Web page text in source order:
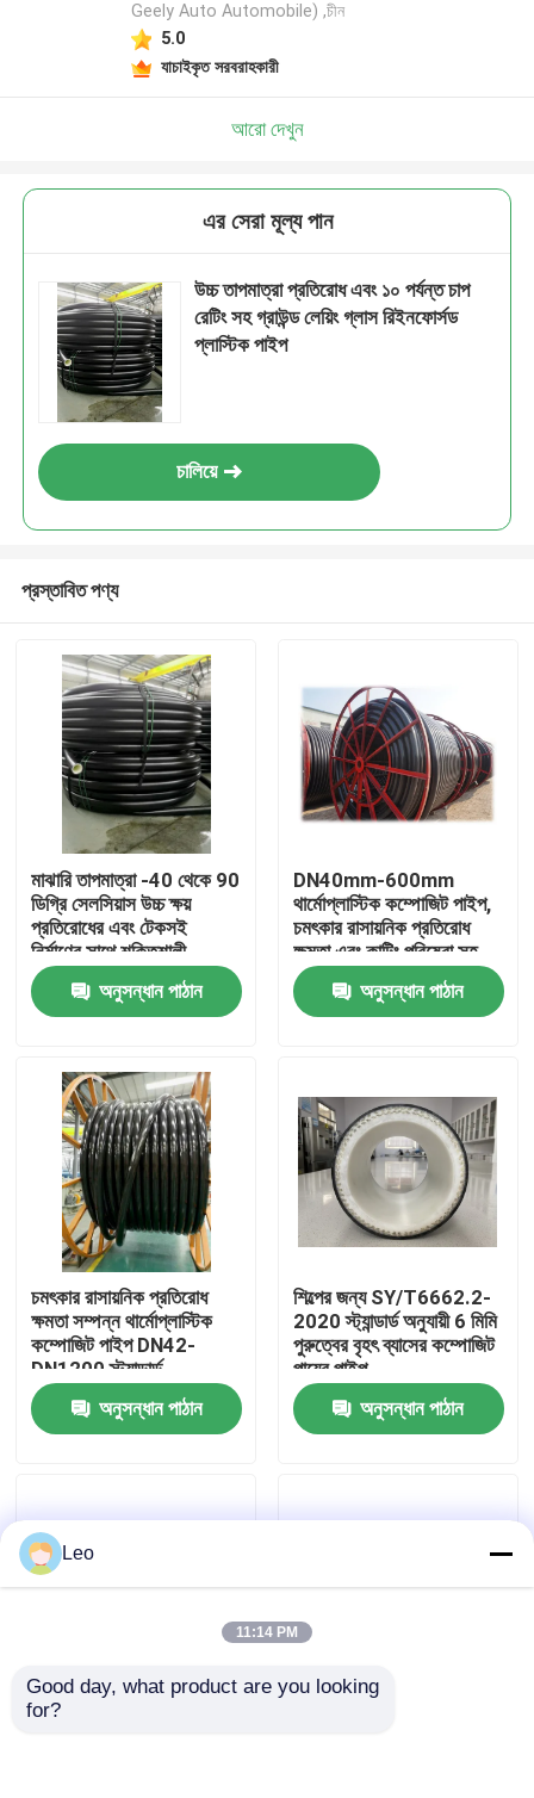
বাড়ি
পণ্য
VR প্রদর্শন
আমাদের সম্পর্কে
কারখানা ভ্রমণ
আমাদের সাথে যোগাযোগ করুন
উদ্ধৃতির জন্য আবেদন
Geely Auto Automobile) ,চীন
5.0
যাচাইকৃত সরবরাহকারী
আরো দেখুন
এর সেরা মূল্য পান
উচ্চ তাপমাত্রা প্রতিরোধ এবং ১০ পর্যন্ত চাপ
রেটিং সহ গ্রাউন্ড লেয়িং গ্লাস রিইনফোর্সড
প্লাস্টিক পাইপ
চালিয়ে
প্রস্তাবিত পণ্য
মাঝারি তাপমাত্রা -40 থেকে 90
ডিগ্রি সেলসিয়াস উচ্চ ক্ষয়
প্রতিরোধের এবং টেকসই
নির্মাণের সাথে শক্তিশালী
থার্মোপ্লাস্টিক পাইপ
অনুসন্ধান পাঠান
DN40mm-600mm
থার্মোপ্লাস্টিক কম্পোজিট পাইপ,
চমৎকার রাসায়নিক প্রতিরোধ
ক্ষমতা এবং কাটিং পরিষেবা সহ
অনুসন্ধান পাঠান
চমৎকার রাসায়নিক প্রতিরোধ
ক্ষমতা সম্পন্ন থার্মোপ্লাস্টিক
কম্পোজিট পাইপ DN42-
DN1200 স্ট্যান্ডার্ড
SY/T6662.2-2020 (১৪০
অক্ষরের মধ্যে)অনুসন্ধান পাঠান
শিল্পের জন্য SY/T6662.2-
2020 স্ট্যান্ডার্ড অনুযায়ী 6 মিমি
পুরুত্বের বৃহৎ ব্যাসের কম্পোজিট
পায়ের পাইপ
অনুসন্ধান পাঠান
উচ্চ চাপ RTP থার্মোপ্লাস্টিক
Leo
11:14 PM
Good day, what product are you looking
for?